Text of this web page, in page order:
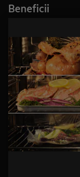
Beneficii